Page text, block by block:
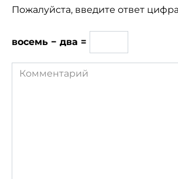
Пожалуйста, введите ответ
восемь − два =
Комментарий